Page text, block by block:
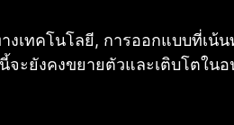
เทคโนโลยี, การออกแบบที่เน้
ะยังคงขยายตัวและเติบโตใน